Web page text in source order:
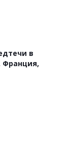
в
Франция,